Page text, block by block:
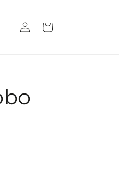
Iniciar
sesión
Carrito